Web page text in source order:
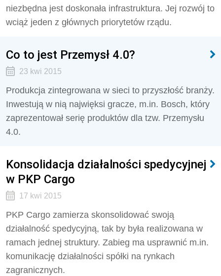
niezbędna jest doskonała infrastruktura. Jej rozwój to
wciąż jeden z głównych priorytetów rządu.
Co to jest Przemysł 4.0?
23 kwi 2015
Produkcja zintegrowana w sieci to przyszłość branży.
Inwestują w nią najwięksi gracze, m.in. Bosch, który
zaprezentował serię produktów dla tzw. Przemysłu
4.0.
Konsolidacja działalności spedycyjnej
w PKP Cargo
17 kwi 2015
PKP Cargo zamierza skonsolidować swoją
działalność spedycyjną, tak by była realizowana w
ramach jednej struktury. Zabieg ma usprawnić m.in.
komunikację działalności spółki na rynkach
zagranicznych.